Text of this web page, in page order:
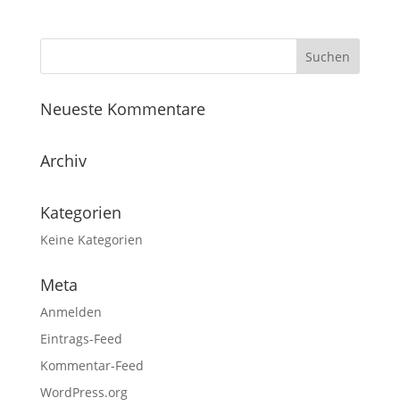
Neueste Kommentare
Archiv
Kategorien
Keine Kategorien
Meta
Anmelden
Eintrags-Feed
Kommentar-Feed
WordPress.org